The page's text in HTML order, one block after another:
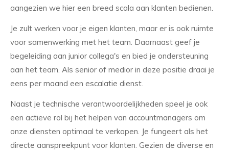
aangezien we hier een breed scala aan klanten bedienen.
Je zult werken voor je eigen klanten, maar er is ook ruimte
voor samenwerking met het team. Daarnaast geef je
begeleiding aan junior collega's en bied je ondersteuning
aan het team. Als senior of medior in deze positie draai je
eens per maand een escalatie dienst.
Naast je technische verantwoordelijkheden speel je ook
een actieve rol bij het helpen van accountmanagers om
onze diensten optimaal te verkopen. Je fungeert als het
directe aanspreekpunt voor klanten. Gezien de diverse en